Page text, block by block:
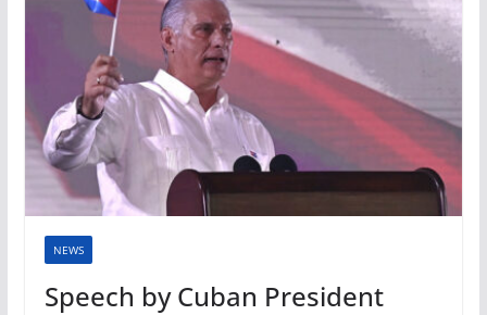
NEWS
Speech by Cuban President